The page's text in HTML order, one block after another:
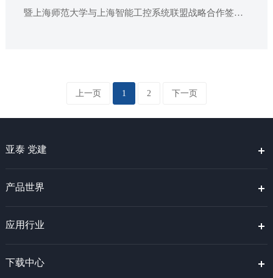
暨上海师范大学与上海智能工控系统联盟战略合作签约
上一页 1 2 下一页
亚泰 党建
产品世界
应用行业
下载中心